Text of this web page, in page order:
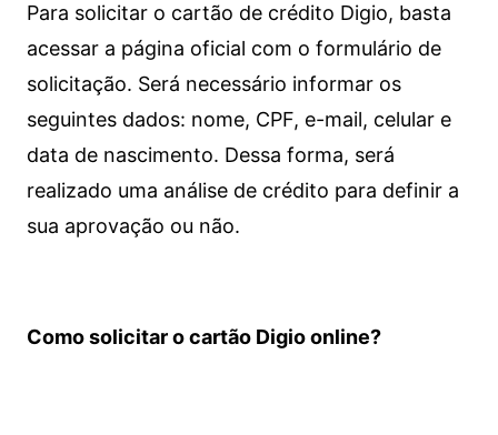
Para solicitar o cartão de crédito Digio, basta
acessar a página oficial com o formulário de
solicitação. Será necessário informar os
seguintes dados: nome, CPF, e-mail, celular e
data de nascimento. Dessa forma, será
realizado uma análise de crédito para definir a
sua aprovação ou não.
Como solicitar o cartão Digio online?